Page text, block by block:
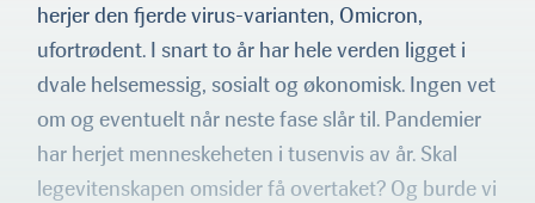
herjer den fjerde virus-varianten, Omicron,
ufortrødent. I snart to år har hele verden ligget i
dvale helsemessig, sosialt og økonomisk. Ingen vet
om og eventuelt når neste fase slår til. Pandemier
har herjet menneskeheten i tusenvis av år. Skal
legevi­tenskapen omsider få overtaket? Og burde vi